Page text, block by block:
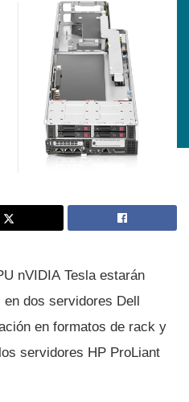
nVIDIA Tesla estarán
dos servidores Dell
en formatos de rack y
servidores HP ProLiant